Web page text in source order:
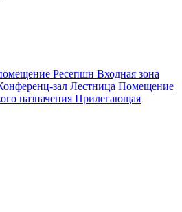
Ресепшн Входная зона
зал Лестница Помещение
назначения Прилегающая